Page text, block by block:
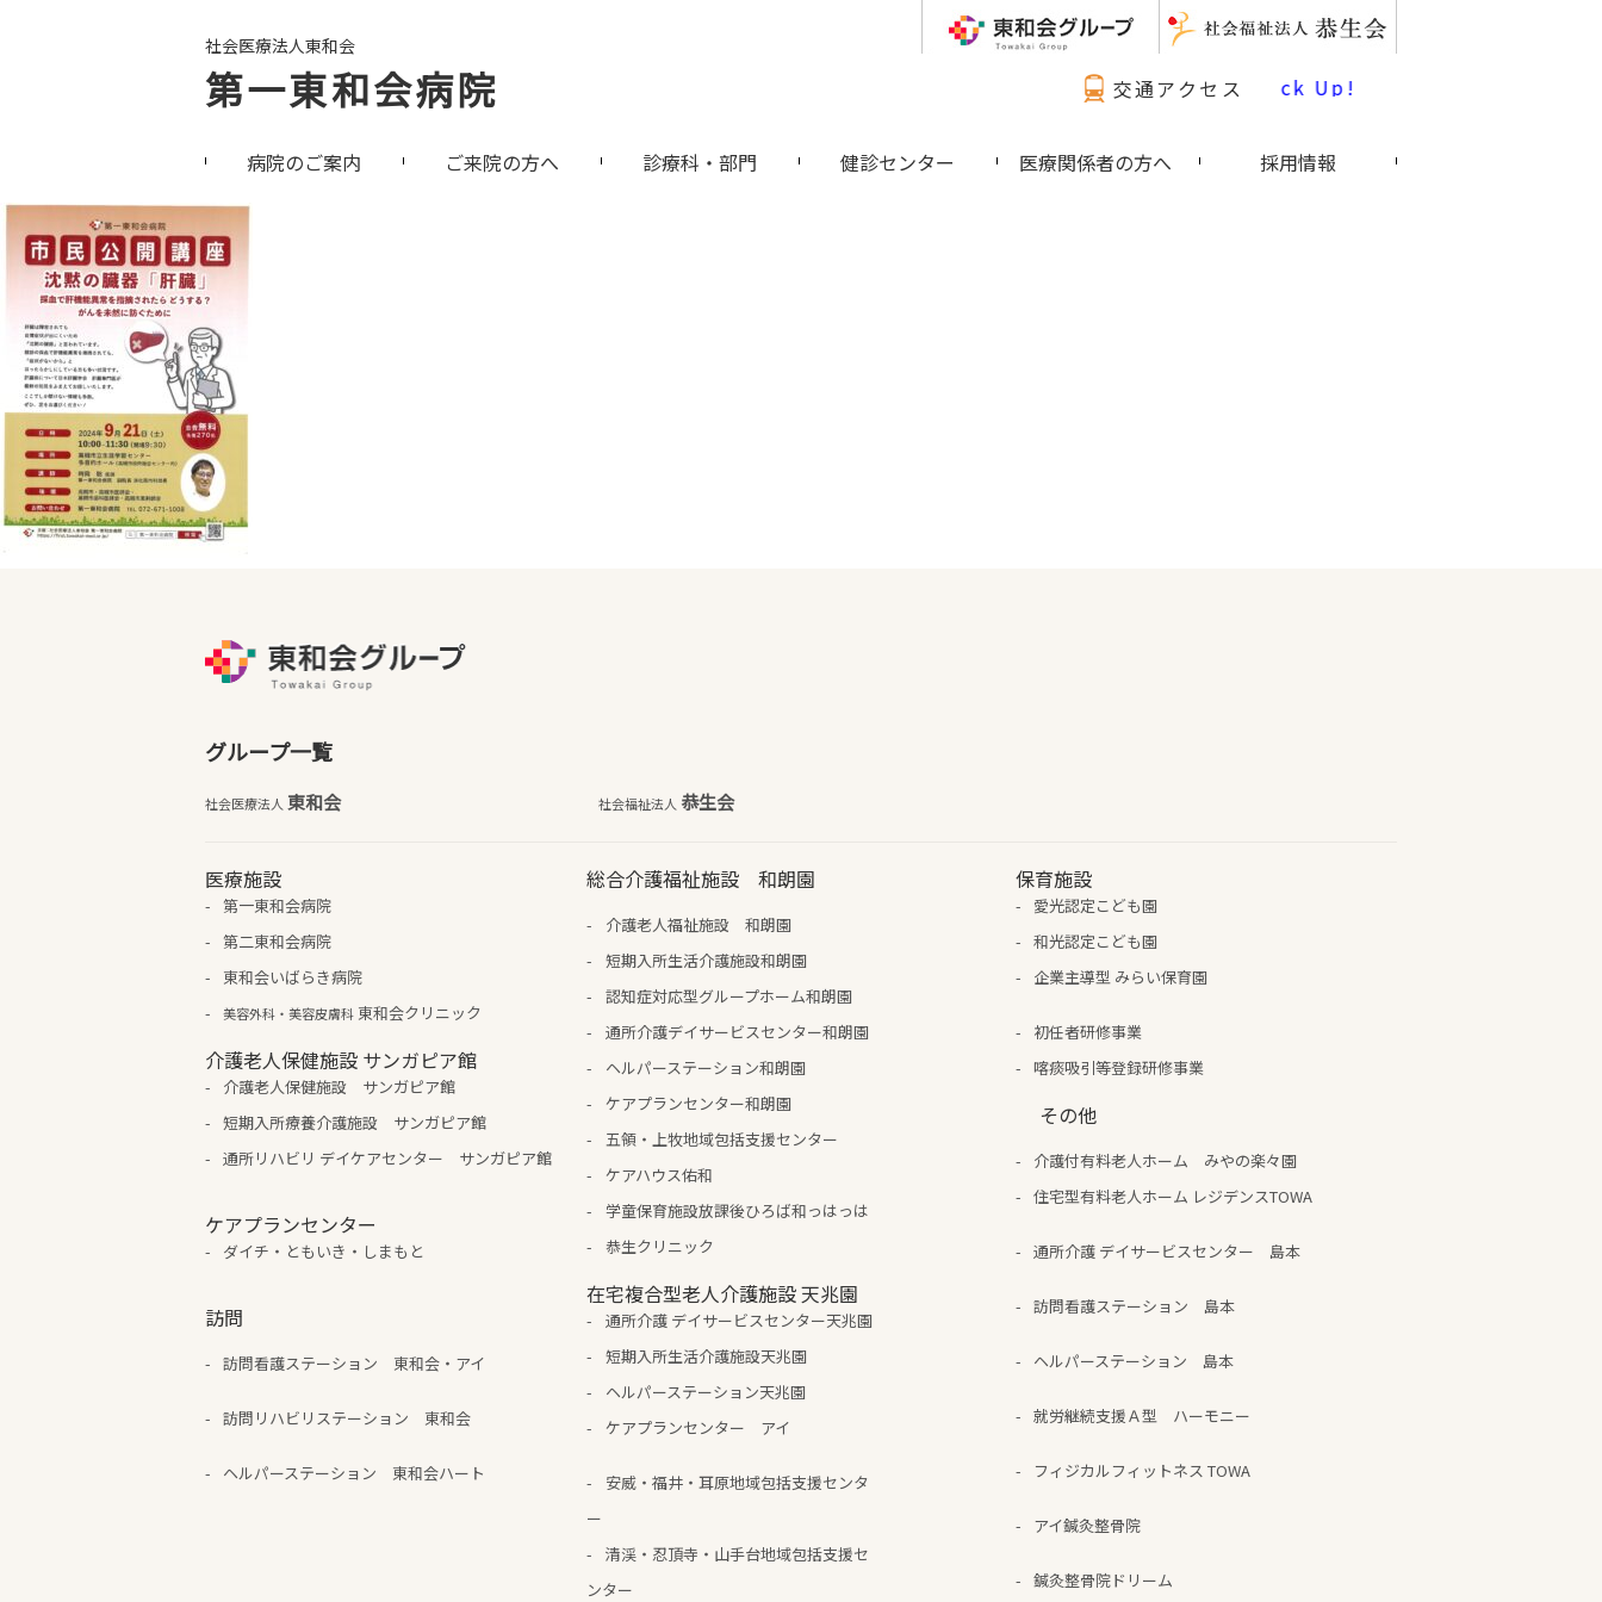
社会医療法人東和会
第一東和会病院 交通アクセス
最新情報 Pick Up!
病院のご案内 ご来院の方へ 診療科・部門 健診センター 医療関係者の方へ 採用情報
グループ一覧
社会医療法人 東和会 社会福祉法人 恭生会
医療施設
第一東和会病院
第二東和会病院
東和会いばらき病院
美容外科・美容皮膚科 東和会クリニック
介護老人保健施設 サンガピア館
介護老人保健施設 サンガピア館
短期入所療養介護施設 サンガピア館
通所リハビリ デイケアセンター サンガピア館
ケアプランセンター
ダイチ・ともいき・しまもと
訪問
訪問看護ステーション 東和会・アイ
訪問リハビリステーション 東和会
ヘルパーステーション 東和会ハート
総合介護福祉施設 和朗園
介護老人福祉施設 和朗園
短期入所生活介護施設和朗園
認知症対応型グループホーム和朗園
通所介護デイサービスセンター和朗園
ヘルパーステーション和朗園
ケアプランセンター和朗園
五領・上牧地域包括支援センター
ケアハウス佑和
学童保育施設放課後ひろば和っはっは
恭生クリニック
在宅複合型老人介護施設 天兆園
通所介護 デイサービスセンター天兆園
短期入所生活介護施設天兆園
ヘルパーステーション天兆園
ケアプランセンター アイ
安威・福井・耳原地域包括支援センタ
ー
清渓・忍頂寺・山手台地域包括支援セ
ンター
保育施設
愛光認定こども園
和光認定こども園
企業主導型 みらい保育園
初任者研修事業
喀痰吸引等登録研修事業
その他
介護付有料老人ホーム みやの楽々園
住宅型有料老人ホーム レジデンスTOWA
通所介護 デイサービスセンター 島本
訪問看護ステーション 島本
ヘルパーステーション 島本
就労継続支援Ａ型 ハーモニー
フィジカルフィットネス TOWA
アイ鍼灸整骨院
鍼灸整骨院ドリーム